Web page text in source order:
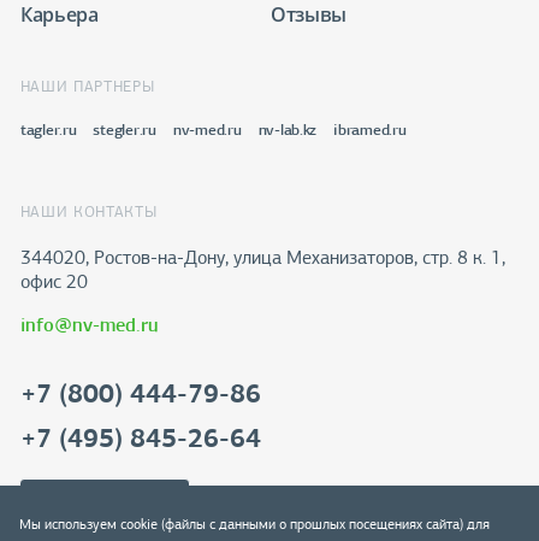
Карьера
Отзывы
НАШИ ПАРТНЕРЫ
tagler.ru stegler.ru nv-med.ru nv-lab.kz ibramed.ru
НАШИ КОНТАКТЫ
344020, Ростов-на-Дону​, улица Механизаторов, стр. 8 к. 1,
офис 20
info@nv-med.ru
+7 (800) 444-79-86
+7 (495) 845-26-64
Мы используем cookie (файлы с данными о прошлых посещениях сайта) для